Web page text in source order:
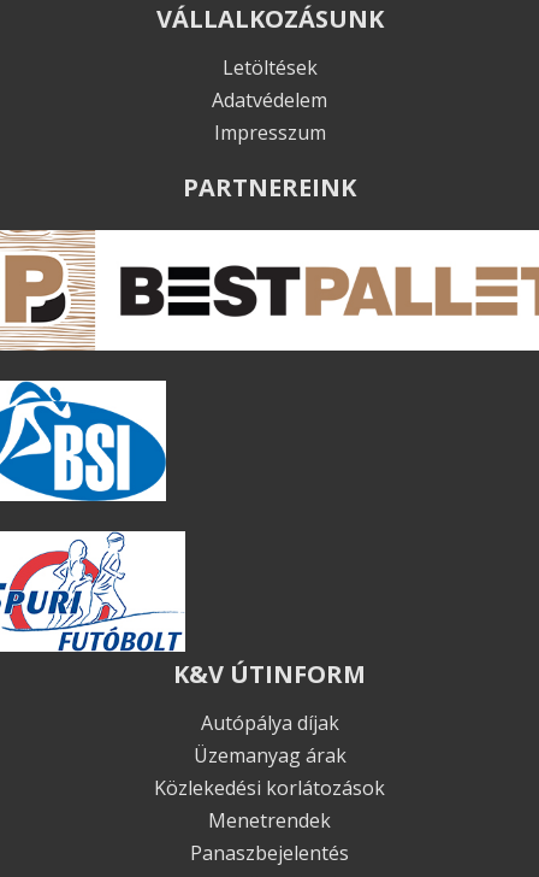
VÁLLALKOZÁSUNK
Letöltések
Adatvédelem
Impresszum
PARTNEREINK
K&V ÚTINFORM
Autópálya díjak
Üzemanyag árak
Közlekedési korlátozások
Menetrendek
Panaszbejelentés